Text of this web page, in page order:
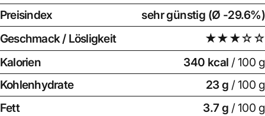
Preisindex
sehr günstig (Ø -29.6%)
Geschmack / Lösligkeit
★★★☆☆
Kalorien
340 kcal / 100 g
Kohlenhydrate
23 g / 100 g
Fett
3.7 g / 100 g